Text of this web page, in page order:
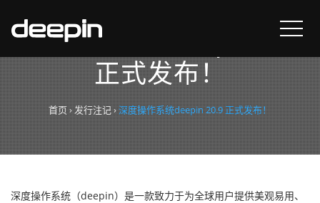
深度操作系统deepin 20.9
正式发布！
首页 ›发行注记›深度操作系统deepin 20.9 正式发布！
深度操作系统（deepin）是一款致力于为全球用户提供美观易用、